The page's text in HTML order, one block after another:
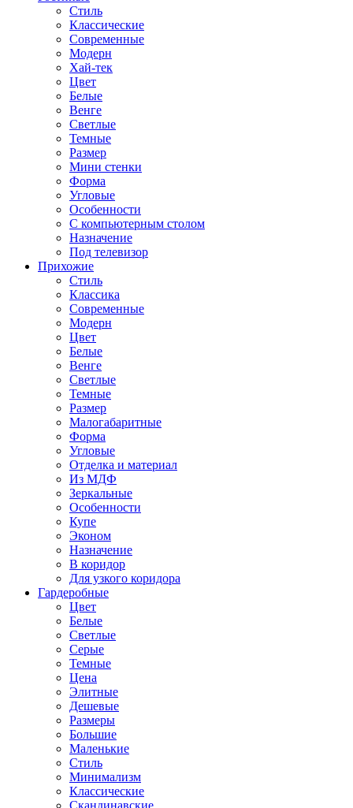
Стиль
Классические
Современные
Модерн
Хай-тек
Цвет
Белые
Венге
Светлые
Темные
Размер
Мини стенки
Форма
Угловые
Особенности
С компьютерным столом
Назначение
Под телевизор
Прихожие
Стиль
Классика
Современные
Модерн
Цвет
Белые
Венге
Светлые
Темные
Размер
Малогабаритные
Форма
Угловые
Отделка и материал
Из МДФ
Зеркальные
Особенности
Купе
Эконом
Назначение
В коридор
Для узкого коридора
Гардеробные
Цвет
Белые
Светлые
Серые
Темные
Цена
Элитные
Дешевые
Размеры
Большие
Маленькие
Стиль
Минимализм
Классические
Скандинавские